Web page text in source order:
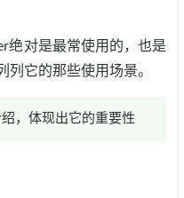
绝对是最常使用的，也是
列它的那些使用场景。
，体现出它的重要性